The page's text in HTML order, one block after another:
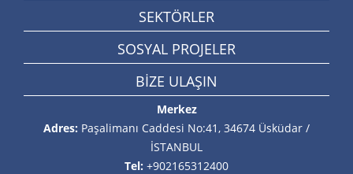
SEKTÖRLER
SOSYAL PROJELER
BİZE ULAŞIN
Merkez
Adres: Paşalimanı Caddesi No:41, 34674 Üsküdar /
İSTANBUL
Tel: +902165312400